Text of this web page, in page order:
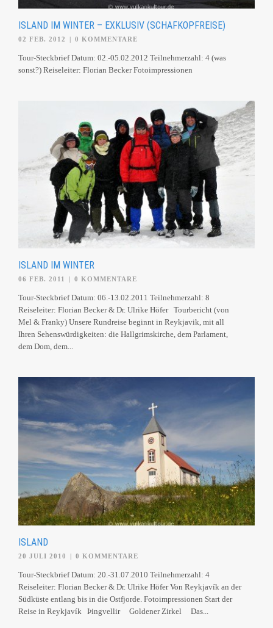
ISLAND IM WINTER – EXKLUSIV (SCHAFKOPFREISE)
02 FEB. 2012 | 0 KOMMENTARE
Tour-Steckbrief Datum: 02.-05.02.2012 Teilnehmerzahl: 4 (was
sonst?) Reiseleiter: Florian Becker Fotoimpressionen
ISLAND IM WINTER
06 FEB. 2011 0 KOMMENTARE
Tour-Steckbrief Datum: 06.-13.02.2011 Teilnehmerzahl: 8
Reiseleiter: Florian Becker & Dr. Ulrike Höfer Tourbericht (von
Mel & Franky) Unsere Rundreise beginnt in Reykjavik, mit all
Ihren Sehenswürdigkeiten: die Hallgrimskirche, dem Parlament,
dem Dom, dem...
ISLAND
20 JULI 2010 | 0 KOMMENTARE
Tour-Steckbrief Datum: 20.-31.07.2010 Teilnehmerzahl: 4
Reiseleiter: Florian Becker & Dr. Ulrike Höfer Von Reykjavík an der
Südküste entlang bis in die Ostfjorde. Fotoimpressionen Start der
Reise in Reykjavík Þingvellir Goldener Zirkel Das...